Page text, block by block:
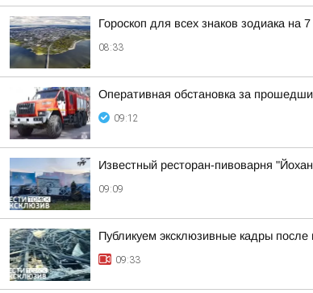
Гороскоп для всех знаков зодиака на 7
08:33
Оперативная обстановка за
09:12
Известный ресторан-пивоварня
09:09
Публикуем эксклюзивные кадры
09:33